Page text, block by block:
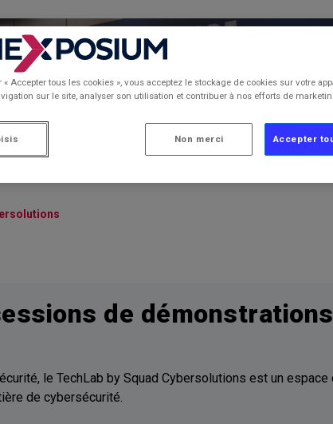
by Squad
de
le TechLab by Squad Cybersolutions est un
de cybersécurité.
Accepter tous les cookies », vous acceptez le stockage de cookies sur votre
sur le site, analyser son utilisation et contribuer à nos efforts de
Non merci Accepter